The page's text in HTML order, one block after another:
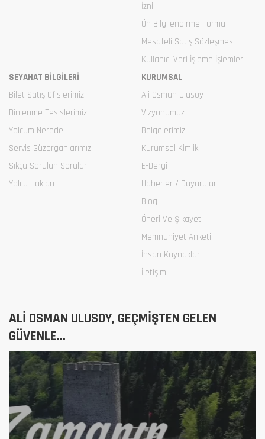
İzni
Ön Bilgilendirme Formu
Mesafeli Satış Sözleşmesi
Kullanıcı Veri İşleme İşlemleri
SEYAHAT BİLGİLERİ
Bilet Satış Ofislerimiz
Dinlenme Tesislerimiz
Yolcum Nerede
Servis Güzergahlarımız
Sıkça Sorulan Sorular
Yolcu Hakları
KURUMSAL
Ali Osman Ulusoy
Vizyonumuz
Belgelerimiz
Kurumsal Kimlik
E-Dergi
Haberler / Duyurular
Blog
Öneri Ve Şikayet
Memnuniyet Anketi
İnsan Kaynakları
İletişim
ALİ OSMAN ULUSOY, GEÇMİŞTEN GELEN
GÜVENLE...